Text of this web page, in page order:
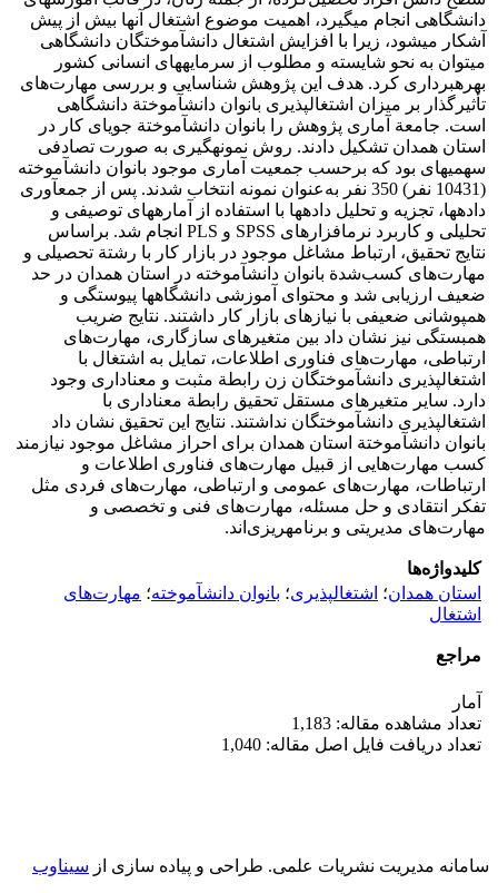
دانشگاهی انجام می‏گیرد، اهمیت موضوع اشتغال آن‏ها بیش از پیش
آشکار می‏شود، زیرا با افزایش اشتغال دانش‏آموختگان دانشگاهی
می‏توان به نحو شایسته و مطلوب از سرمایه‏های انسانی کشور
بهره‏برداری کرد. هدف این پژوهش شناسایی و بررسی مهارت‌های
تأثیرگذار بر میزان اشتغال‏پذیری بانوان دانش‏آموختة دانشگاهی
است. جامعة آماری پژوهش را بانوان دانش‏آموختة جویای کار در
استان همدان تشکیل دادند. روش نمونه‏گیری به صورت تصادفی
سهمیه‏ای بود که بر‌حسب جمعیت آماری موجود بانوان دانش‏آموخته
(10431 نفر) 350 نفر به‌عنوان نمونه انتخاب شدند. پس از جمع‏آوری
داده‏ها، تجزیه و تحلیل داده‏ها با استفاده از آماره‏های توصیفی و
تحلیلی و کاربرد نرم‏افزارهای SPSS و PLS انجام شد. براساس
نتایج تحقیق، ارتباط مشاغل موجود در بازار کار با رشتة تحصیلی و
مهارت‌های کسب‌شدة بانوان دانش‏آموخته در استان همدان در حد
ضعیف ارزیابی شد و محتوای آموزشی دانشگاه‏ها پیوستگی و
همپوشانی ضعیفی با نیازهای بازار کار داشتند. نتایج ضریب
همبستگی نیز نشان داد بین متغیرهای سازگاری، مهارت‌های
ارتباطی، مهارت‌های فناوری اطلاعات، تمایل به اشتغال با
اشتغال‏پذیری دانش‏آموختگان زن رابطة مثبت و معنا‏داری وجود
دارد. سایر متغیرهای مستقل تحقیق رابطة معنا‏داری با
اشتغال‏پذیری دانش‏آموختگان نداشتند. نتایج این تحقیق نشان داد
بانوان دانش‏آموختة استان همدان برای احراز مشاغل موجود نیازمند
کسب مهارت‌هایی از قبیل مهارت‌های فناوری اطلاعات و
ارتباطات، مهارت‌های عمومی و ارتباطی، مهارت‌های فردی مثل
تفکر انتقادی و حل مسئله، مهارت‌های فنی و تخصصی و
مهارت‌های مدیریتی و برنامه‏ریزی‌اند.
کلیدواژه‌ها
استان همدان؛ اشتغال‏پذیری؛ بانوان دانش‏آموخته؛ مهارت‌های
اشتغال
مراجع
آمار
تعداد مشاهده مقاله: 1,183
تعداد دریافت فایل اصل مقاله: 1,040
سامانه مدیریت نشریات علمی. طراحی و پیاده سازی از سیناوب